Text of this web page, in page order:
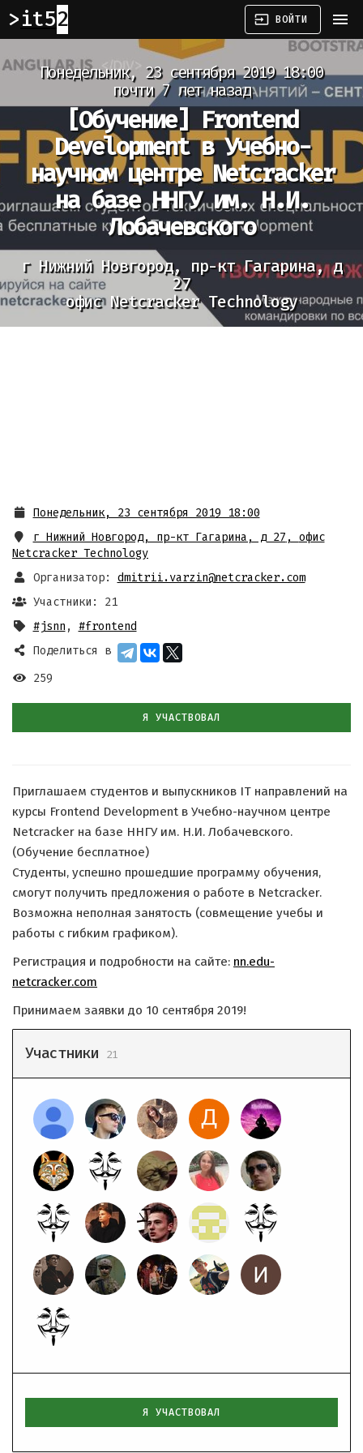
it52 input ВОЙТИ menu
Понедельник, 23 сентября 2019 18:00
почти 7 лет назад
[Обучение]
Frontend
Development в Учебно-
научном центре Netcracker
на базе ННГУ им. Н.И.
Лобачевского
г Нижний Новгород, пр-кт Гагарина, д
27
офис Netcracker Technology
Понедельник, 23 сентября 2019 18:00
г Нижний Новгород, пр-кт Гагарина, д 27 , офис
Netcracker Technology
Организатор:
dmitrii.varzin@netcracker.com
Участники: 21
#jsnn , #frontend
Поделиться в
259
Я УЧАСТВОВАЛ
Приглашаем студентов и выпускников IT направлений на
курсы Frontend Development в Учебно-научном центре
Netcracker на базе ННГУ им. Н.И. Лобачевского.
(Обучение бесплатное)
Студенты, успешно прошедшие программу обучения,
смогут получить предложения о работе в Netсracker.
Возможна неполная занятость (совмещение учебы и
работы с гибким графиком).
Регистрация и подробности на сайте: nn.edu-
netcracker.com
Принимаем заявки до 10 сентября 2019!
Участники 21
Я УЧАСТВОВАЛ